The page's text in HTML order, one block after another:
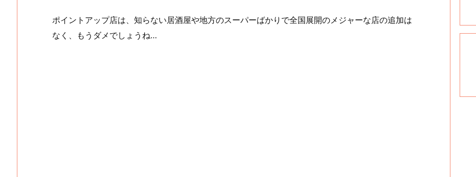
ポイントアップ店は、知らない居酒屋や地方のスーパーばかりで全国展開のメジャーな店の追加は
なく、もうダメでしょうね…